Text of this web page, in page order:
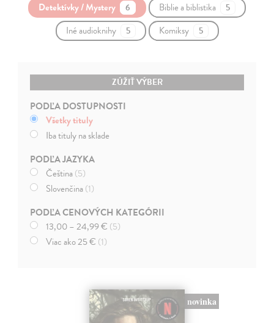
Detektívky / Mystery 6 Biblie a biblistika 5
Iné audioknihy 5 Komiksy 5
ZÚŽIŤ VÝBER
PODĽA DOSTUPNOSTI
Všetky tituly
Iba tituly na sklade
PODĽA JAZYKA
Čeština(5)
Slovenčina(1)
PODĽA CENOVÝCH KATEGÓRII
13,00 – 24,99 € (5)
Viac ako 25 € (1)
novinka